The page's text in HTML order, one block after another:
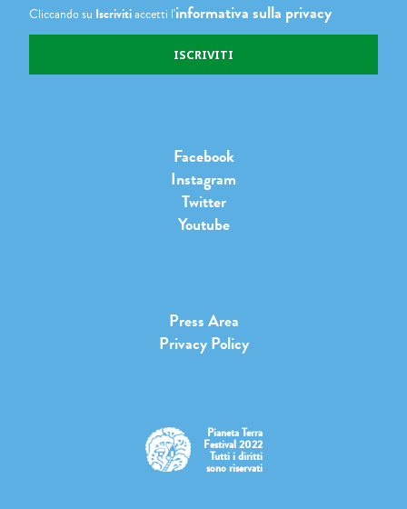
Cliccando su Iscrivitiaccetti l'informativa sulla privacy
Facebook
Instagram
Twitter
Youtube
Press Area
Privacy Policy
Pianeta Terra
Festival 2022
Tutti i diritti
sono riservati